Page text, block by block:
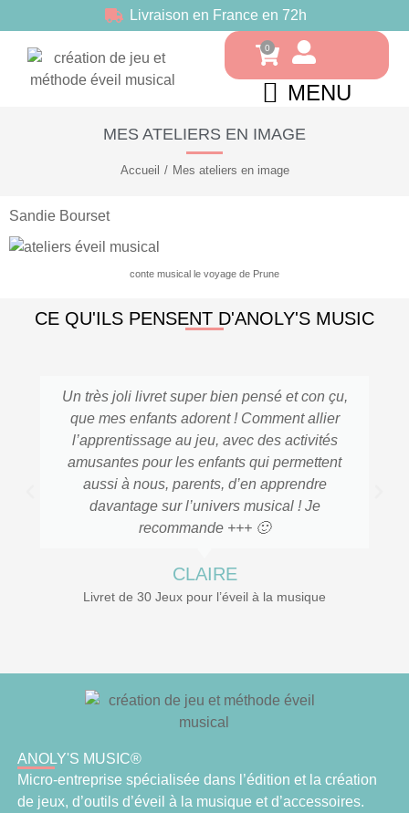
Livraison en France en 72h
MENU
MES ATELIERS EN IMAGE
Vous êtes ici :
Accueil Mes ateliers en image
Sandie Bourset
conte musical le voyage de Prune
CE QU'ILS PENSENT D'ANOLY'S MUSIC
Un très joli livret super bien pensé et con çu,
que mes enfants adorent ! Comment allier
l’apprentissage au jeu, avec des activités
amusantes pour les enfants qui permettent
aussi à nous, parents, d’en apprendre
davantage sur l’univers musical ! Je
recommande +++ 🙂
CLAIRE
Livret de 30 Jeux pour l’éveil à la musique
ANOLY'S MUSIC®
Micro-entreprise spécialisée dans l’édition et la création
de jeux, d’outils d’éveil à la musique et d’accessoires.